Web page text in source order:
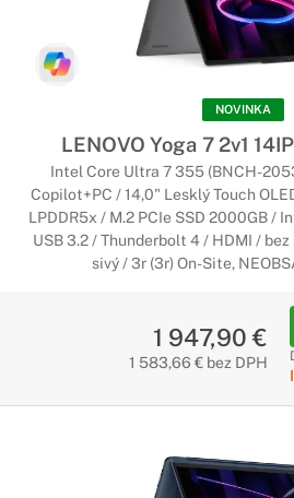
NOVINKA
LENOVO Yoga 7 2v1
Intel Core Ultra 7 355 (BNCH-
Copilot+PC / 14,0" Lesklý Touch
LPDDR5x / M.2 PCIe SSD 2000GB /
USB 3.2 / Thunderbolt 4 / HDMI /
sivý / 3r (3r) On-Site,
1 947,90 €
1 583,66 € bez DPH